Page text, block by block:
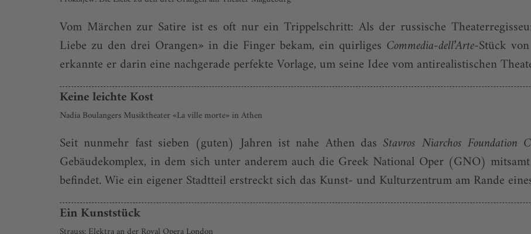
Vom Märchen zur Satire ist es oft nur ein Trippelschritt: Als der russische
Liebe zu den drei Orangen» in die Finger bekam, ein quirliges Commedia-dell’Arte-Stück
erkannte er darin eine nachgerade perfekte Vorlage, um seine Idee vom antirealistischen
Keine leichte Kost
Nadia Boulangers Musiktheater «La ville morte» in Athen
Seit nunmehr fast sieben (guten) Jahren ist nahe Athen das Stavros Niarchos Foundation
Gebäudekomplex, in dem sich unter anderem auch die Greek National Oper (GNO)
befindet. Wie ein eigener Stadtteil erstreckt sich das Kunst- und Kulturzentrum am Rande
Ein Kunststück